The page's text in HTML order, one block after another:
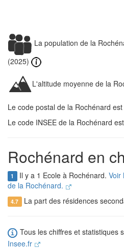
La population de la
(2025)
L'altitude moyenne de la
Le code postal de la Rochénard est
Le code INSEE de la Rochénard
Rochénard en
1 Il y a 1 Ecole à Rochénard. Voir
de la Rochénard.
4.7 La part des résidences
Tous les chiffres et statistiques
Insee.fr